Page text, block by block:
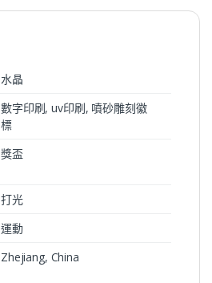
水晶
數字印刷, uv印刷, 噴砂雕刻徽
標
獎盃
打光
運動
Zhejiang, China